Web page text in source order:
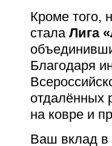
Кроме того,
стала Лига
Благодаря
отдалённых
на ковре и
Ваш вклад в